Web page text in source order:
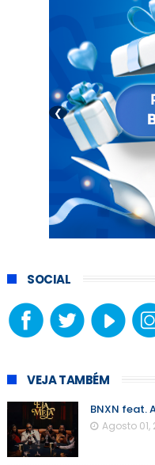
❮
SOCIAL
VEJA TAMBÉM
BNXN feat.
Agosto 01,